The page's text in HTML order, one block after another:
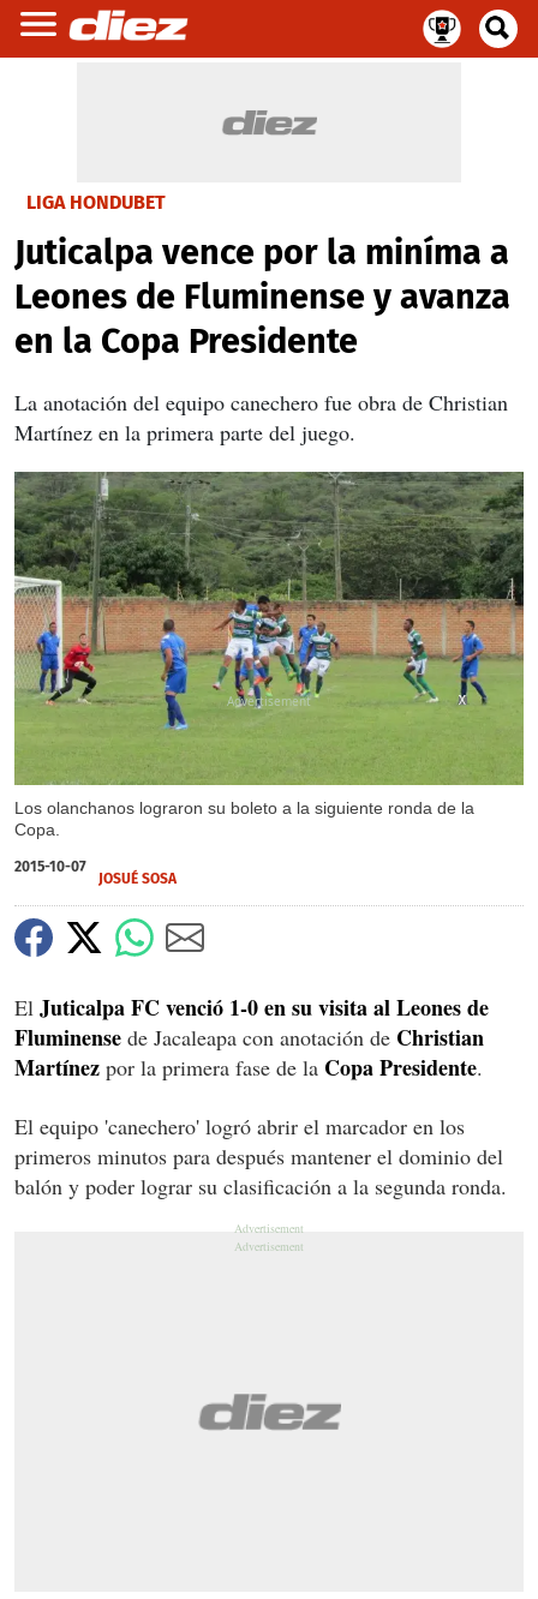
LIGA HONDUBET
Juticalpa vence por la miníma a
Leones de Fluminense y avanza
en la Copa Presidente
La anotación del equipo canechero fue obra de Christian
Martínez en la primera parte del juego.
Los olanchanos lograron su boleto a la siguiente ronda de la
Copa.
X
X
2015-10-07
JOSUÉ SOSA
El Juticalpa FC venció 1-0 en su visita al Leones de
Fluminense de Jacaleapa con anotación de Christian
Martínez por la primera fase de la Copa Presidente.
El equipo 'canechero' logró abrir el marcador en los
primeros minutos para después mantener el dominio del
balón y poder lograr su clasificación a la segunda ronda.